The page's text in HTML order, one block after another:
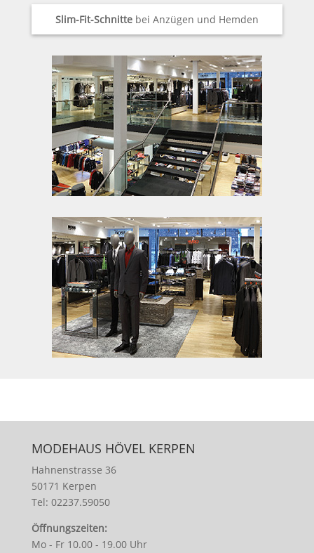
Slim-Fit-Schnittebei Anzügen und Hemden
MODEHAUS HÖVEL KERPEN
Hahnenstrasse 36
50171 Kerpen
Tel: 02237.59050
Öffnungszeiten:
Mo - Fr 10.00 - 19.00 Uhr